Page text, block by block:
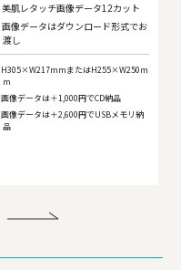
美肌レタッチ画像データ12カット
画像データはダウンロード形式でお
渡し
H305×W217mmまたはH255×W250m
m
画像データは＋1,000円でCD納品
画像データは＋2,600円でUSBメモリ納
品